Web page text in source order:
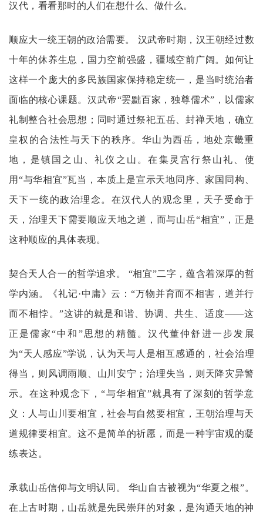
汉代，看看那时的人们在想什么、做什么。
顺应大一统王朝的政治需要。
汉武帝时期，汉王朝经过数
十年的休养生息，国力空前强盛，疆域空前广阔。如何让
这样一个庞大的多民族国家保持稳定统一，是当时统治者
面临的核心课题。汉武帝“罢黜百家，独尊儒术”，以儒家
礼制整合社会思想；同时通过祭祀五岳、封禅天地，确立
皇权的合法性与天下的秩序。华山为西岳，地处京畿重
地，是镇国之山、礼仪之山。在集灵宫行祭山礼、使
用“与华相宜”瓦当，本质上是宣示天地同序、家国同构、
天下一统的政治理念。在汉代人的观念里，天子受命于
天，治理天下需要顺应天地之道，而与山岳“相宜”，正是
这种顺应的具体表现。
契合天人合一的哲学追求。
“相宜”二字，蕴含着深厚的哲
学内涵。《礼记·中庸》云：“万物并育而不相害，道并行
而不相悖。”这讲的就是和谐、协调、共生、适度——这
正是儒家“中和”思想的精髓。汉代董仲舒进一步发展
为“天人感应”学说，认为天与人是相互感通的，社会治理
得当，则风调雨顺、山川安宁；治理失当，则天降灾异警
示。在这种观念下，“与华相宜”就具有了深刻的哲学意
义：人与山川要相宜，社会与自然要相宜，王朝治理与天
道规律要相宜。这不是简单的祈愿，而是一种宇宙观的凝
练表达。
承载山岳信仰与文明认同。 华山自古被视为“华夏之根”。
在上古时期，山岳就是先民崇拜的对象，是沟通天地的神